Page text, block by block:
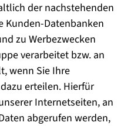
der nachstehenden
Kunden-Datenbanken
zu Werbezwecken
verarbeitet bzw. an
wenn Sie Ihre
erteilen. Hierfür
Internetseiten, an
abgerufen werden,